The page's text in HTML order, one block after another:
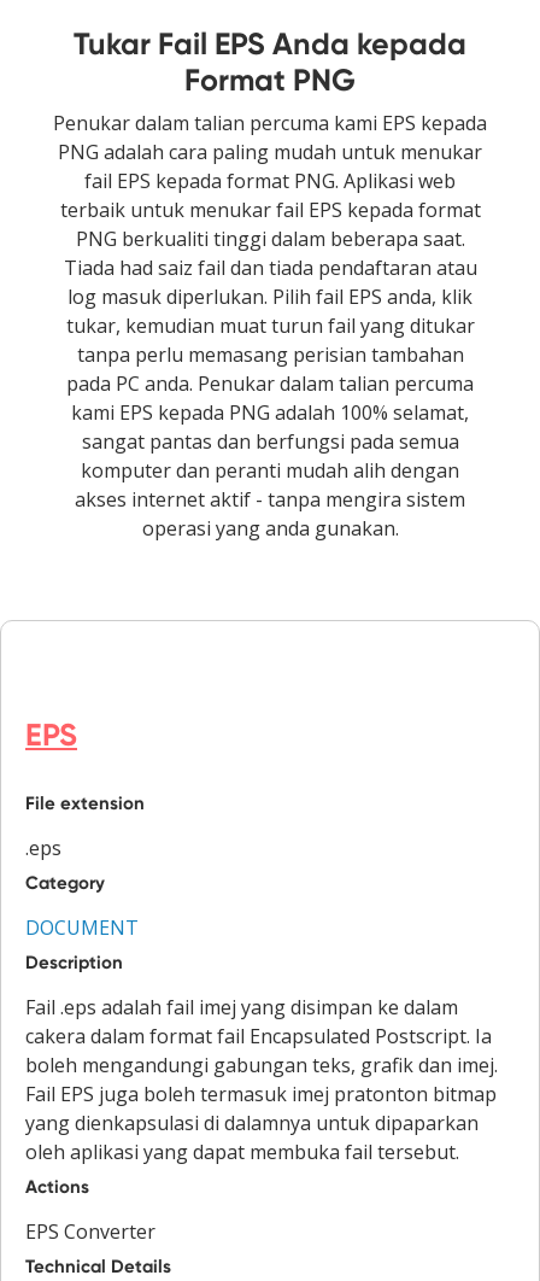
Tukar Fail EPS Anda kepada
Format PNG
Penukar dalam talian percuma kami EPS kepada
PNG adalah cara paling mudah untuk menukar
fail EPS kepada format PNG. Aplikasi web
terbaik untuk menukar fail EPS kepada format
PNG berkualiti tinggi dalam beberapa saat.
Tiada had saiz fail dan tiada pendaftaran atau
log masuk diperlukan. Pilih fail EPS anda, klik
tukar, kemudian muat turun fail yang ditukar
tanpa perlu memasang perisian tambahan
pada PC anda. Penukar dalam talian percuma
kami EPS kepada PNG adalah 100% selamat,
sangat pantas dan berfungsi pada semua
komputer dan peranti mudah alih dengan
akses internet aktif - tanpa mengira sistem
operasi yang anda gunakan.
EPS
File extension
.eps
Category
DOCUMENT
Description
Fail .eps adalah fail imej yang disimpan ke dalam
cakera dalam format fail Encapsulated Postscript. Ia
boleh mengandungi gabungan teks, grafik dan imej.
Fail EPS juga boleh termasuk imej pratonton bitmap
yang dienkapsulasi di dalamnya untuk dipaparkan
oleh aplikasi yang dapat membuka fail tersebut.
Actions
EPS Converter
Technical Details